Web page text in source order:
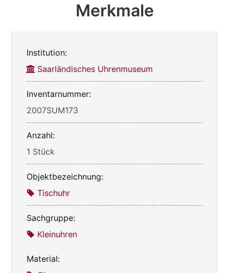
Merkmale
Institution:
Saarländisches Uhrenmuseum
Inventarnummer:
2007SUM173
Anzahl:
1 Stück
Objektbezeichnung:
Tischuhr
Sachgruppe:
Kleinuhren
Material: